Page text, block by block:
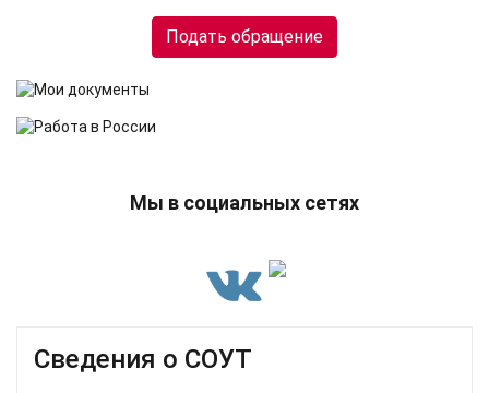
Подать обращение
Мы в социальных сетях
Сведения о СОУТ